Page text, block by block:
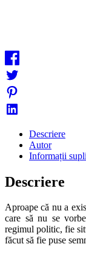
Descriere
Autor
Informații
Descriere
Aproape că nu a
care să nu se
regimul politic, fie
făcut să fie puse